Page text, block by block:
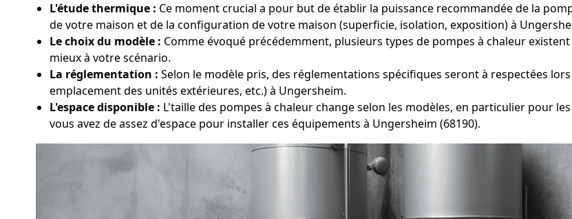
L'étude thermique : Ce moment crucial a pour but de établir la puissance recommandée de la
de votre maison et de la configuration de votre maison (superficie, isolation, exposition) à
Le choix du modèle : Comme évoqué précédemment, plusieurs types de pompes à chaleur
mieux à votre scénario.
La réglementation : Selon le modèle pris, des réglementations spécifiques seront à respectées
emplacement des unités extérieures, etc.) à Ungersheim.
L'espace disponible : L'taille des pompes à chaleur change selon les modèles, en particulier pour
vous avez de assez d'espace pour installer ces équipements à Ungersheim (68190).